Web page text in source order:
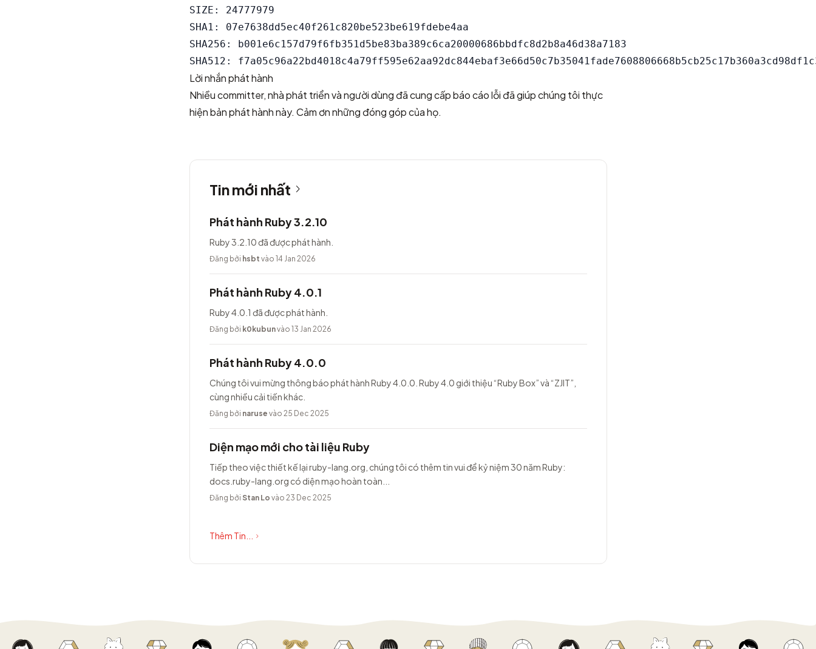
SIZE: 24777979
SHA1: 07e7638dd5ec40f261c820be523be619fdebe4aa
SHA256: b001e6c157d79f6fb351d5be83ba389c6ca20000686bbdfc8d2b8a46d38a7183
Lời nhắn phát hành
Nhiều committer, nhà phát triển và người dùng đã cung cấp báo cáo lỗi đã giúp chúng tôi thực
hiện bản phát hành này. Cảm ơn những đóng góp của họ.
Tin mới nhất
Phát hành Ruby 3.2.10
Ruby 3.2.10 đã được phát hành.
Đăng bởi hsbt vào 14 Jan 2026
Phát hành Ruby 4.0.1
Ruby 4.0.1 đã được phát hành.
Đăng bởi k0kubunvào 13 Jan 2026
Phát hành Ruby 4.0.0
Chúng tôi vui mừng thông báo phát hành Ruby 4.0.0. Ruby 4.0 giới thiệu “Ruby Box” và “ZJIT”,
cùng nhiều cải tiến khác.
Đăng bởi naruse vào 25 Dec 2025
Diện mạo mới cho tài liệu Ruby
Tiếp theo việc thiết kế lại ruby-lang.org, chúng tôi có thêm tin vui để kỷ niệm 30 năm Ruby:
docs.ruby-lang.org có diện mạo hoàn toàn...
Đăng bởi Stan Lo vào 23 Dec 2025
Thêm Tin...